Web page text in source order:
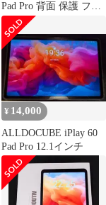
Pad Pro 背面 保護 フィ
ルム OverLay Absorber
高光沢 for オールドキ
ューブ 衝撃吸収 高光沢
抗菌
¥ 14,000
ALLDOCUBE iPlay 60
Pad Pro 12.1インチ